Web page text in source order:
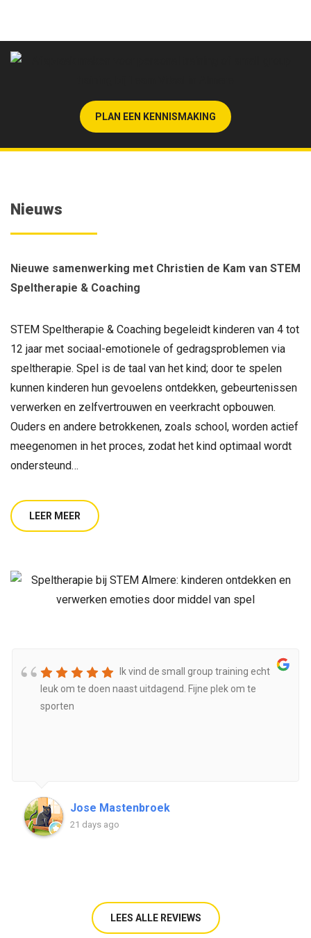
PLAN EEN KENNISMAKING
Nieuws
Nieuwe samenwerking met Christien de Kam van STEM
Speltherapie & Coaching
STEM Speltherapie & Coaching begeleidt kinderen van 4 tot
12 jaar met sociaal-emotionele of gedragsproblemen via
speltherapie. Spel is de taal van het kind; door te spelen
kunnen kinderen hun gevoelens ontdekken, gebeurtenissen
verwerken en zelfvertrouwen en veerkracht opbouwen.
Ouders en andere betrokkenen, zoals school, worden actief
meegenomen in het proces, zodat het kind optimaal wordt
ondersteund…
LEER MEER
Ik vind de small group training echt
leuk om te doen naast uitdagend. Fijne plek om te
sporten
Jose Mastenbroek
21 days ago
LEES ALLE REVIEWS